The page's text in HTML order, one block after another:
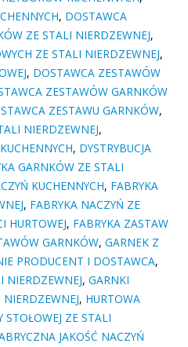
, DOSTAWCA
ZE STALI NIERDZEWNEJ,
ZE STALI NIERDZEWNEJ,
, DOSTAWCA ZESTAWÓW
ZESTAWÓW GARNKÓW
ZESTAWU GARNKÓW,
NIERDZEWNEJ,
, DYSTRYBUCJA
GARNKÓW ZE STALI
KUCHENNYCH, FABRYKA
, FABRYKA NACZYŃ ZE
HURTOWEJ, FABRYKA ZASTAW
GARNKÓW, GARNEK Z
PRODUCENT I DOSTAWCA,
NIERDZEWNEJ, GARNKI
, HURTOWA
STOŁOWEJ ZE STALI
JAKOŚĆ NACZYŃ